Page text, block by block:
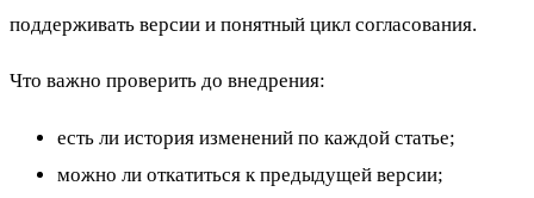
поддерживать версии и понятный цикл согласования.
Что важно проверить до внедрения:
есть ли история изменений по каждой статье;
можно ли откатиться к предыдущей версии;